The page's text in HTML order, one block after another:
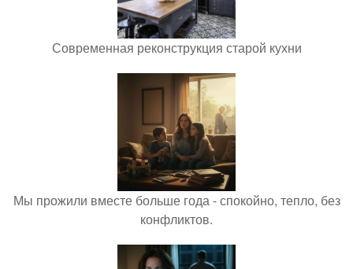
Современная реконструкция старой кухни
Мы прожили вместе больше года - спокойно, тепло, без
конфликтов.